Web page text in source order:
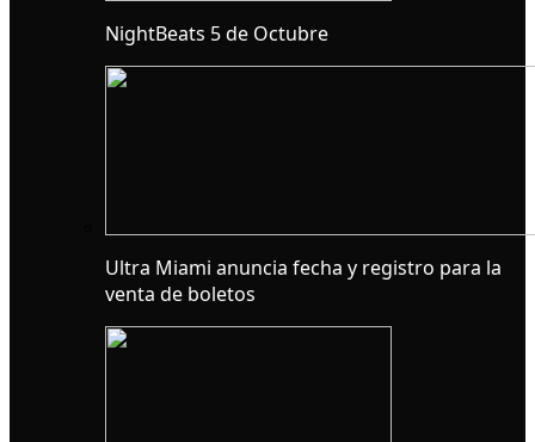
NightBeats 5 de Octubre
Ultra Miami anuncia fecha y registro para la
venta de boletos